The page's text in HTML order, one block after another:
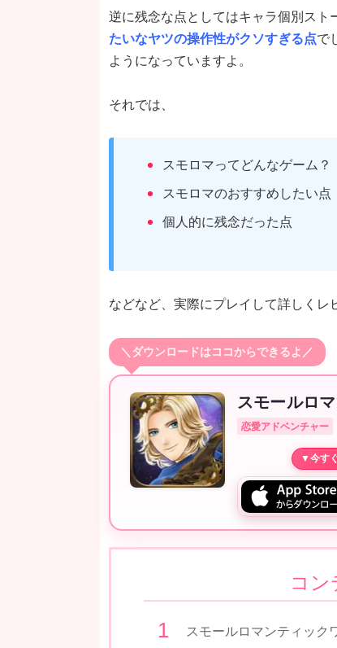
逆に残念な点としてはキャラ個別スト
たいなヤツの操作性がクソすぎる点で
ようになっていますよ。
それでは、
スモロマってどんなゲーム？
スモロマのおすすめしたい点
個人的に残念だった点
などなど、実際にプレイして詳しくレ
＼ダウンロードはココからできるよ／
スモールロ
恋愛アドベンチャー
コン
スモールロマンティック